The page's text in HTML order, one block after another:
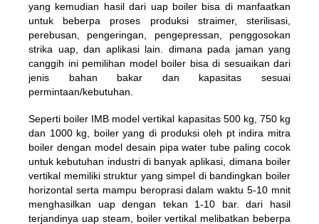
yang kemudian hasil dari uap boiler bisa di manfaatkan
untuk beberpa proses produksi straimer, sterilisasi,
perebusan, pengeringan, pengepressan, penggosokan
strika uap, dan aplikasi lain. dimana pada jaman yang
canggih ini pemilihan model boiler bisa di sesuaikan dari
jenis bahan bakar dan kapasitas sesuai
permintaan/kebutuhan.
Seperti boiler IMB model vertikal kapasitas 500 kg, 750 kg
dan 1000 kg, boiler yang di produksi oleh pt indira mitra
boiler dengan model desain pipa water tube paling cocok
untuk kebutuhan industri di banyak aplikasi, dimana boiler
vertikal memiliki struktur yang simpel di bandingkan boiler
horizontal serta mampu beroprasi dalam waktu 5-10 mnit
menghasilkan uap dengan tekan 1-10 bar. dari hasil
terjandinya uap steam, boiler vertikal melibatkan beberpa